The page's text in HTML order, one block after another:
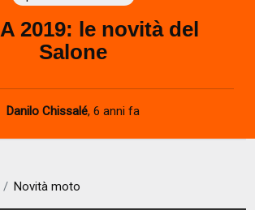
2019: le novità del
Salone
Danilo Chissalé, 6 anni fa
Novità moto